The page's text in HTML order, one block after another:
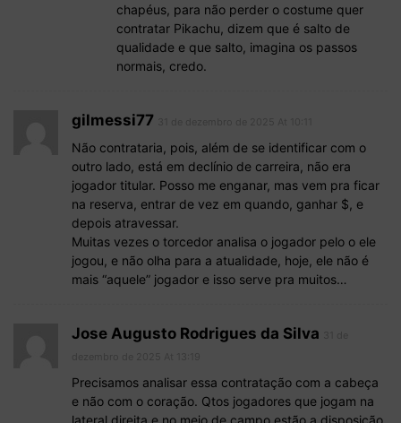
chapéus, para não perder o costume quer
contratar Pikachu, dizem que é salto de
qualidade e que salto, imagina os passos
normais, credo.
gilmessi77
Não contrataria, pois, além de se identificar com o
outro lado, está em declínio de carreira, não era
jogador titular. Posso me enganar, mas vem pra ficar
na reserva, entrar de vez em quando, ganhar $, e
depois atravessar.
Muitas vezes o torcedor analisa o jogador pelo o ele
jogou, e não olha para a atualidade, hoje, ele não é
mais “aquele” jogador e isso serve pra muitos…
Jose Augusto Rodrigues da Silva
Precisamos analisar essa contratação com a cabeça
e não com o coração. Qtos jogadores que jogam na
lateral direita e no meio de campo estão a disposição